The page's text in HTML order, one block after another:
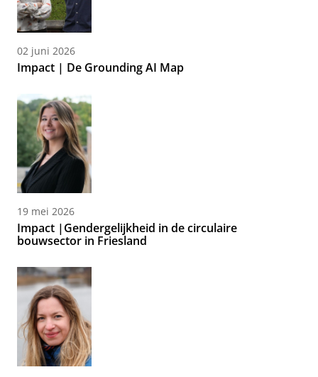
02 juni 2026
Impact | De Grounding AI Map
19 mei 2026
Impact |Gendergelijkheid in de circulaire
bouwsector in Friesland